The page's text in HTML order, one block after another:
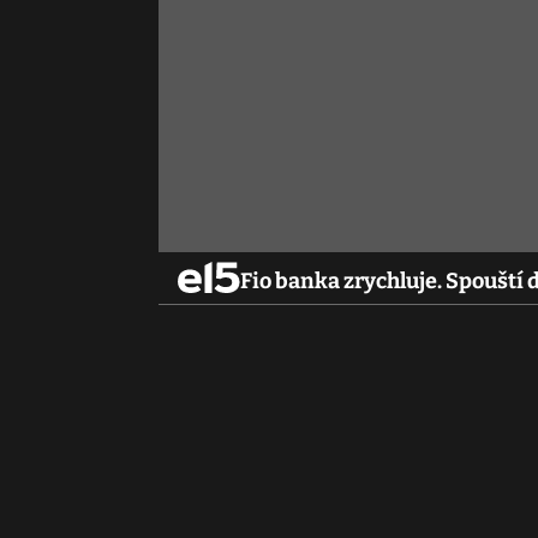
Fio banka zrychluje.